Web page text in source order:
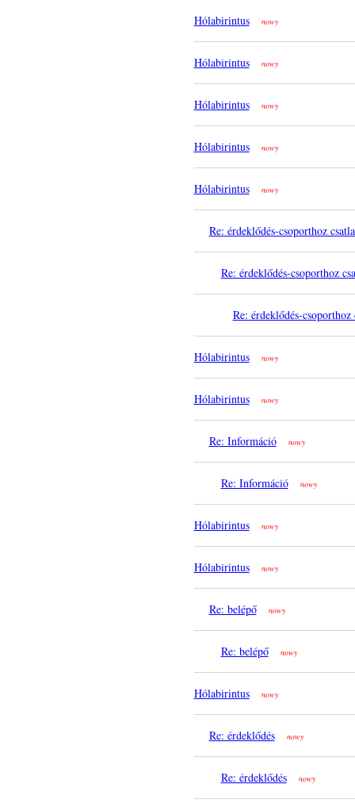
Hólabirintus
nowy
Hólabirintus nowy
Hólabirintus nowy
Hólabirintus nowy
Hólabirintus nowy
Re: érdeklődés-csoporthoz
Re: érdeklődés-csoporthoz
Re: érdeklődés-csoporthoz
Hólabirintus nowy
Hólabirintus nowy
Re: Információ nowy
Re: Információ nowy
Hólabirintus nowy
Hólabirintus nowy
Re: belépő nowy
Re: belépő nowy
Hólabirintus nowy
Re: érdeklődés nowy
Re: érdeklődés nowy